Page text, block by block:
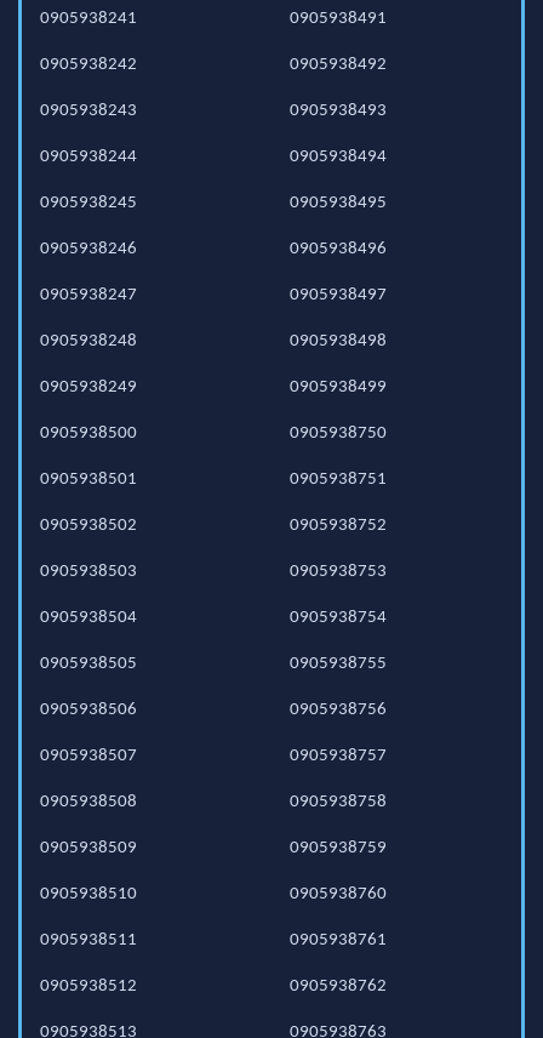
0905938241
0905938242
0905938243
0905938244
0905938245
0905938246
0905938247
0905938248
0905938249
0905938491
0905938492
0905938493
0905938494
0905938495
0905938496
0905938497
0905938498
0905938499
0905938500
0905938501
0905938502
0905938503
0905938504
0905938505
0905938506
0905938507
0905938508
0905938509
0905938510
0905938511
0905938512
0905938513
0905938750
0905938751
0905938752
0905938753
0905938754
0905938755
0905938756
0905938757
0905938758
0905938759
0905938760
0905938761
0905938762
0905938763